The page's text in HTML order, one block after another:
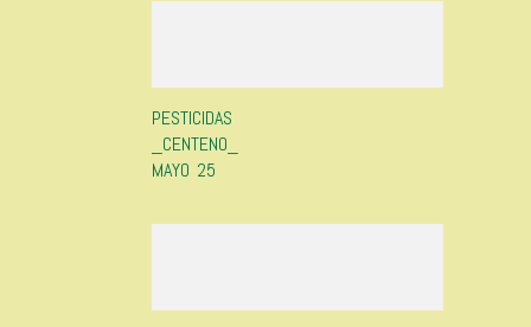
PESTICIDAS
_CENTENO_
MAYO 25